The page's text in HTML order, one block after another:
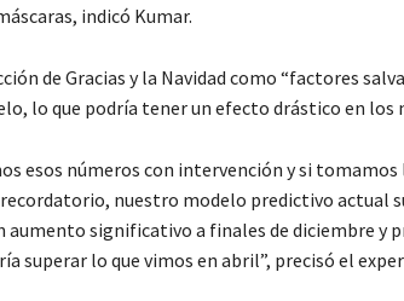
indicó Kumar.
de Gracias y la Navidad como “factores
lo que podría tener un efecto drástico en los
esos números con intervención y si tomamos
recordatorio, nuestro modelo predictivo actual
significativo a finales de diciembre y
superar lo que vimos en abril”, precisó el